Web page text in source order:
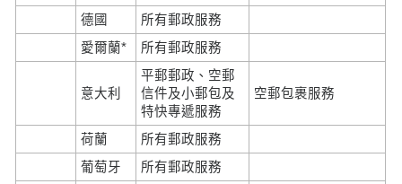
德國
所有郵政服務
愛爾蘭*
所有郵政服務
意大利
平郵郵政、空郵
信件及小郵包及
特快專遞服務
空郵包裹服務
荷蘭
所有郵政服務
葡萄牙
所有郵政服務